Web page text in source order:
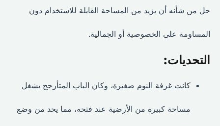
حل من شأنه أن يزيد من المساحة القابلة للاستخدام دون
المساومة على الخصوصية أو الجمالية.
التحديات:
كانت غرفة النوم صغيرة، وكان الباب المتأرجح يشغل
مساحة كبيرة من الأرضية عند فتحه، مما يحد من وضع